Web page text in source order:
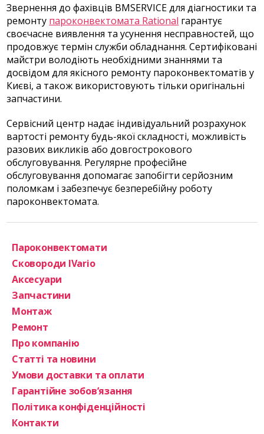
Звернення до фахівців BMSERVICE для діагностики та
ремонту пароконвектомата Rational гарантує
своєчасне виявлення та усунення несправностей, що
продовжує термін служби обладнання. Сертифіковані
майстри володіють необхідними знаннями та
досвідом для якісного ремонту пароконвектоматів у
Києві, а також використовують тільки оригінальні
запчастини.
Сервісний центр надає індивідуальний розрахунок
вартості ремонту будь-якої складності, можливість
разових викликів або довгострокового
обслуговування. Регулярне професійне
обслуговування допомагає запобігти серйозним
поломкам і забезпечує безперебійну роботу
пароконвектомата.
Пароконвектомати
Сковороди IVario
Аксесуари
Запчастини
Монтаж
Ремонт
Про компанію
Статті та новини
Умови доставки та оплати
Гарантійне зобов’язання
Політика конфіденційності
Контакти